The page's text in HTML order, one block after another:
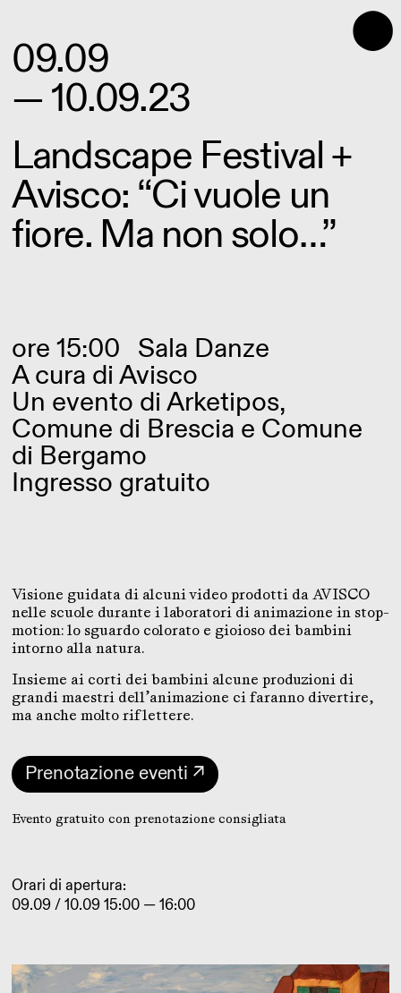
⬤
09.09
— 10.09.23
Landscape Festival +
Avisco: “Ci vuole un
fiore. Ma non solo…”
ore 15:00 Sala Danze
A cura di Avisco
Un evento di Arketipos,
Comune di Brescia e Comune
di Bergamo
Ingresso gratuito
Visione guidata di alcuni video prodotti da AVISCO
nelle scuole durante i laboratori di animazione in stop-
motion: lo sguardo colorato e gioioso dei bambini
intorno alla natura.
Insieme ai corti dei bambini alcune produzioni di
grandi maestri dell’animazione ci faranno divertire,
ma anche molto riflettere.
Prenotazione eventi ↗
Evento gratuito con prenotazione consigliata
Orari di apertura:
09.09 / 10.09 15:00 — 16:00